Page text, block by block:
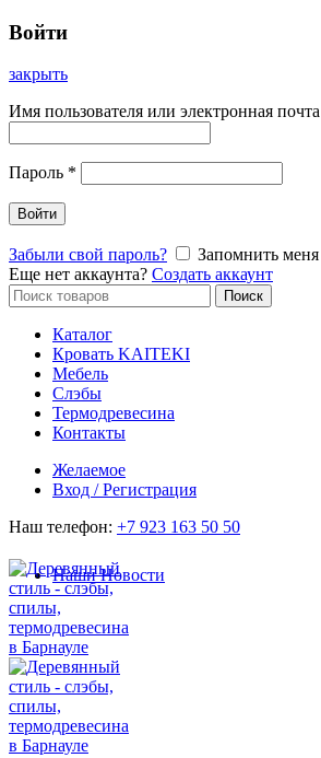
Войти
закрыть
Имя пользователя или электронная почта
Пароль *
Войти
Забыли свой пароль?
Запомнить меня
Еще нет аккаунта? Создать аккаунт
Искать:
Поиск
Каталог
Кровать KAITEKI
Мебель
Слэбы
Термодревесина
Контакты
Желаемое
Вход / Регистрация
Наш телефон: +7 923 163 50 50
Наши Новости